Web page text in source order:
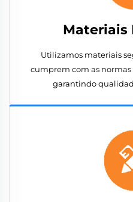
Materiais
Utilizamos materiais
cumprem com as
garantindo